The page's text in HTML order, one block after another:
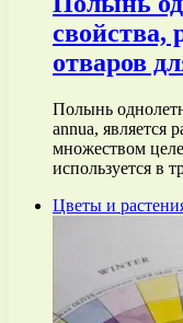
свойства,
отваров
Полынь
annua, является
множеством
используется в
Цветы и